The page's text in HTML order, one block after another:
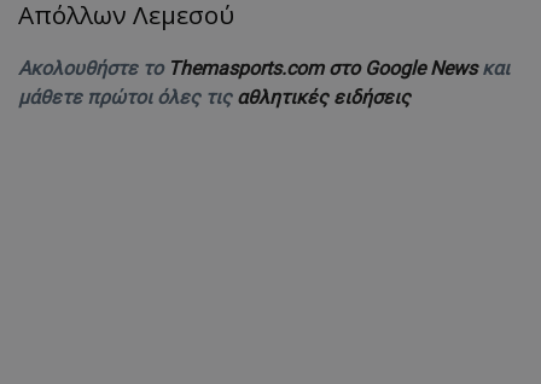
Απόλλων Λεμεσού
Ακολουθήστε το Themasports.com στο Google Newsκαι
μάθετε πρώτοι όλες τις αθλητικές ειδήσεις